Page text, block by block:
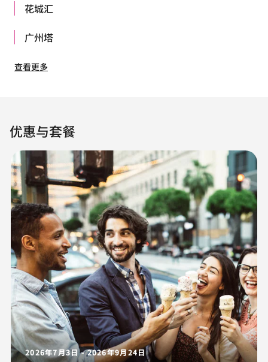
花城汇
广州塔
查看更多
优惠与套餐
2026年7月3日 - 2026年9月24日